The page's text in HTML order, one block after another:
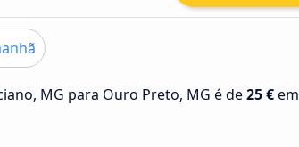
MG para Ouro Preto, MG é de25 €em